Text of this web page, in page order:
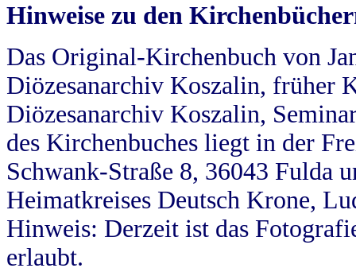
Hinweise zu den
Das Original-Kirchenbuch von
Diözesanarchiv Koszalin, früher
Diözesanarchiv Koszalin,
des Kirchenbuches liegt in der
Schwank-Straße 8, 36043 Fulda
Heimatkreises Deutsch Krone,
Hinweis: Derzeit ist das
erlaubt.